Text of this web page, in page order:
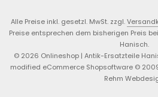
Alle Preise inkl. gesetzl. MwSt. zzgl.
Preise entsprechen dem bisherigen Preis
Hanisch.
© 2026 Onlineshop | Antik-Ersatzteile
modified eCommerce Shopsoftware ©
Rehm